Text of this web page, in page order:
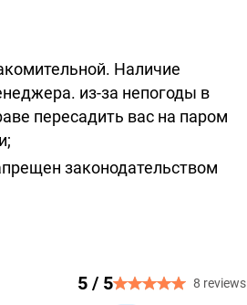
Наличие
из-за непогоды в
пересадить вас на паром
законодательством
5 / 5 8 reviews